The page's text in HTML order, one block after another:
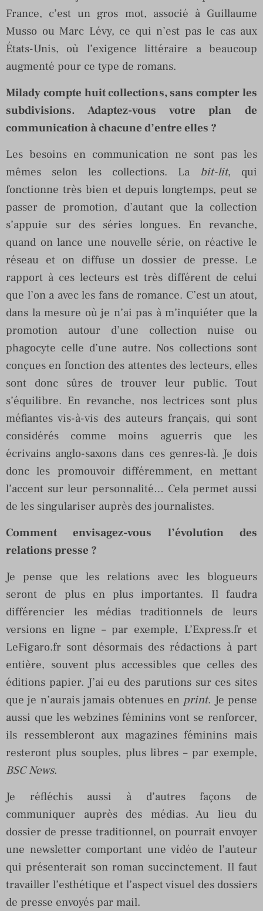
France, c’est un gros mot, associé à Guillaume
Musso ou Marc Lévy, ce qui n’est pas le cas aux
États-Unis, où l’exigence littéraire a beaucoup
augmenté pour ce type de romans.
Milady compte huit collections, sans compter les
subdivisions. Adaptez-vous votre plan de
communication à chacune d’entre elles ?
Les besoins en communication ne sont pas les
mêmes selon les collections. La bit-lit, qui
fonctionne très bien et depuis longtemps, peut se
passer de promotion, d’autant que la collection
s’appuie sur des séries longues. En revanche,
quand on lance une nouvelle série, on réactive le
réseau et on diffuse un dossier de presse. Le
rapport à ces lecteurs est très différent de celui
que l’on a avec les fans de romance. C’est un atout,
dans la mesure où je n’ai pas à m’inquiéter que la
promotion autour d’une collection nuise ou
phagocyte celle d’une autre. Nos collections sont
conçues en fonction des attentes des lecteurs, elles
sont donc sûres de trouver leur public. Tout
s’équilibre. En revanche, nos lectrices sont plus
méfiantes vis-à-vis des auteurs français, qui sont
considérés comme moins aguerris que les
écrivains anglo-saxons dans ces genres-là. Je dois
donc les promouvoir différemment, en mettant
l’accent sur leur personnalité… Cela permet aussi
de les singulariser auprès des journalistes.
Comment envisagez-vous l’évolution des
relations presse ?
Je pense que les relations avec les blogueurs
seront de plus en plus importantes. Il faudra
différencier les médias traditionnels de leurs
versions en ligne – par exemple, L’Express.fr et
LeFigaro.fr sont désormais des rédactions à part
entière, souvent plus accessibles que celles des
éditions papier. J’ai eu des parutions sur ces sites
que je n’aurais jamais obtenues en print. Je pense
aussi que les webzines féminins vont se renforcer,
ils ressembleront aux magazines féminins mais
resteront plus souples, plus libres – par exemple,
BSC News.
Je réfléchis aussi à d’autres façons de
communiquer auprès des médias. Au lieu du
dossier de presse traditionnel, on pourrait envoyer
une newsletter comportant une vidéo de l’auteur
qui présenterait son roman succinctement. Il faut
travailler l’esthétique et l’aspect visuel des dossiers
de presse envoyés par mail.